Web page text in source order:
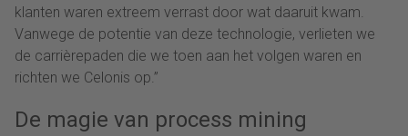
klanten waren extreem verrast door wat daaruit kwam.
Vanwege de potentie van deze technologie, verlieten we
de carrièrepaden die we toen aan het volgen waren en
richten we Celonis op.”
De magie van process mining